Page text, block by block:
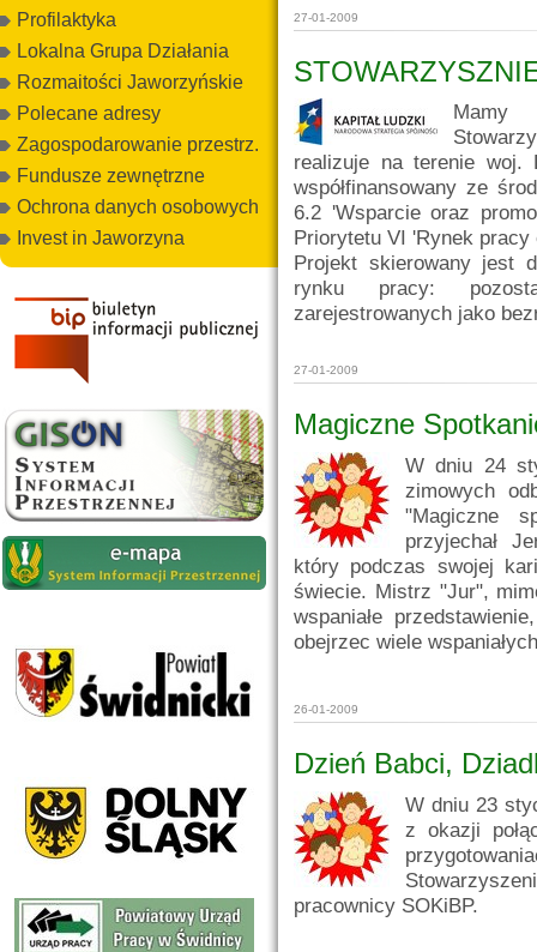
Profilaktyka
Lokalna Grupa Działania
Rozmaitości Jaworzyńskie
Polecane adresy
Zagospodarowanie przestrz.
Fundusze zewnętrzne
Ochrona danych osobowych
Invest in Jaworzyna
27-01-2009
realizuje na terenie woj.
współfinansowany ze
6.2 'Wsparcie oraz
Priorytetu VI 'Rynek
Projekt skierowany jest
rynku pracy:
zarejestrowanych jako
27-01-2009
Magiczne
W dniu 24
zimowych
"Magiczne
przyjechał
który podczas swojej
świecie. Mistrz "Jur",
wspaniałe
obejrzec wiele
26-01-2009
Dzień Babci,
W dniu 23
z okazji
pracownicy SOKiBP.